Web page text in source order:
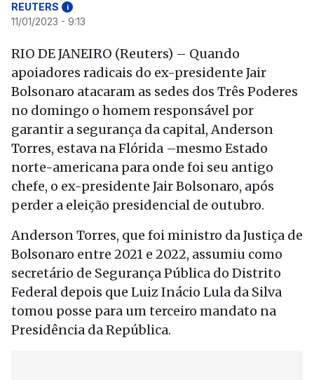
REUTERS i
11/01/2023 - 9:13
RIO DE JANEIRO (Reuters) – Quando
apoiadores radicais do ex-presidente Jair
Bolsonaro atacaram as sedes dos Três Poderes
no domingo o homem responsável por
garantir a segurança da capital, Anderson
Torres, estava na Flórida –mesmo Estado
norte-americana para onde foi seu antigo
chefe, o ex-presidente Jair Bolsonaro, após
perder a eleição presidencial de outubro.
Anderson Torres, que foi ministro da Justiça de
Bolsonaro entre 2021 e 2022, assumiu como
secretário de Segurança Pública do Distrito
Federal depois que Luiz Inácio Lula da Silva
tomou posse para um terceiro mandato na
Presidência da República.